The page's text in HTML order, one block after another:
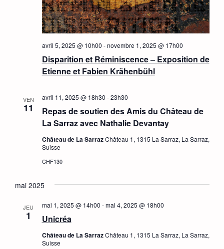
Disparition et Réminiscence – Exposition de
Etienne et Fabien Krähenbühl
avril 5, 2025 @ 10h00 -novembre 1, 2025 @ 17h00
VEN
11
Repas de soutien des Amis du Château de
La Sarraz avec Nathalie Devantay
avril 11, 2025 @ 18h30 -23h30
Château de La SarrazChâteau 1, 1315 La Sarraz, La Sarraz,
Suisse
CHF130
mai 2025
JEU
1 Unicréa
mai 1, 2025 @ 14h00 -mai 4, 2025 @ 18h00
Château de La SarrazChâteau 1, 1315 La Sarraz, La Sarraz,
Suisse